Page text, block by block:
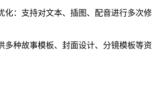
化：支持对文本、插图、配音进行多次修
多种故事模板、封面设计、分镜模板等资